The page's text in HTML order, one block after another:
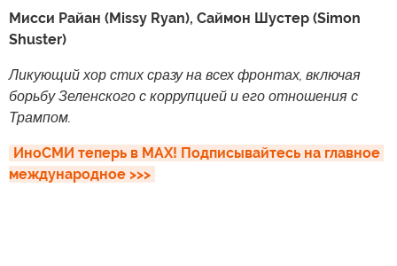
Мисси Райан (Missy Ryan), Саймон Шустер (Simon
Shuster)
Ликующий хор стих сразу на всех фронтах, включая
борьбу Зеленского с коррупцией и его отношения с
Трампом.
ИноСМИ теперь в MAX! Подписывайтесь на главное
международное >>>